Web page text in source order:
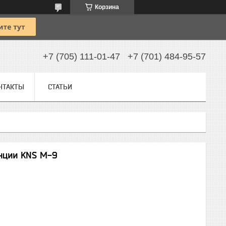
Корзина
+7 (705) 111-01-47 +7 (701) 484-95-57
СТАТЬИ
KNS M-9